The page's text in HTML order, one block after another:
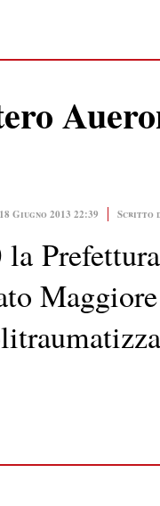
Giugno 2013 22:39 Scritto